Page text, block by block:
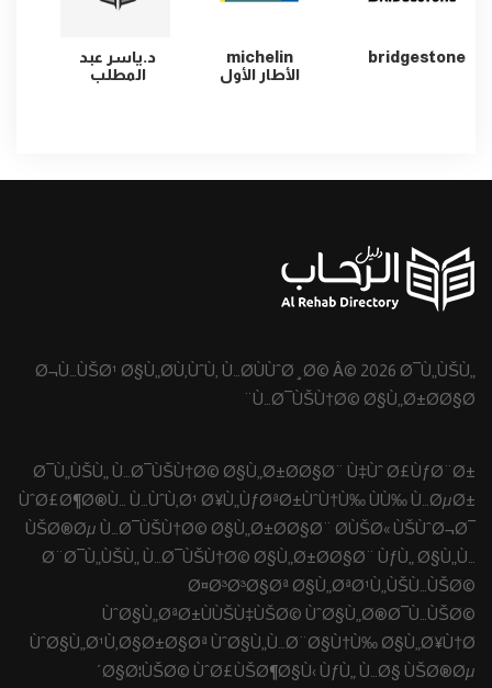
د.ياسر عبد
المطلب
michelin
الأطار الأول
bridgestone
Ø¬Ù…ÙŠØ¹ Ø§Ù„Ø­Ù‚ÙˆÙ‚ Ù…Ø­ÙÙˆØ¸Ø© Â© 2026 Ø¯Ù„ÙŠÙ„
Ù…Ø¯ÙŠÙ†Ø© Ø§Ù„Ø±Ø­Ø§Ø¨
Ø¯Ù„ÙŠÙ„ Ù…Ø¯ÙŠÙ†Ø© Ø§Ù„Ø±Ø­Ø§Ø¨ Ù‡Ùˆ Ø£ÙƒØ¨Ø±
ÙˆØ£Ø¶Ø®Ù… Ù…ÙˆÙ‚Ø¹ Ø¥Ù„ÙƒØªØ±ÙˆÙ†Ù‰ ÙÙ‰ Ù…ØµØ±
ÙŠØ®Øµ Ù…Ø¯ÙŠÙ†Ø© Ø§Ù„Ø±Ø­Ø§Ø¨ Ø­ÙŠØ« ÙŠÙˆØ¬Ø¯
Ø¨Ø¯Ù„ÙŠÙ„ Ù…Ø¯ÙŠÙ†Ø© Ø§Ù„Ø±Ø­Ø§Ø¨ ÙƒÙ„ Ø§Ù„Ù…
Ø¤Ø³Ø³Ø§Øª Ø§Ù„ØªØ¹Ù„ÙŠÙ…ÙŠØ©
ÙˆØ§Ù„ØªØ±ÙÙŠÙ‡ÙŠØ© ÙˆØ§Ù„Ø®Ø¯Ù…ÙŠØ©
ÙˆØ§Ù„Ø¹Ù‚Ø§Ø±Ø§Øª ÙˆØ§Ù„Ù…Ø¨Ø§Ù†Ù‰ Ø§Ù„Ø¥Ù†Ø
´Ø§Ø¦ÙŠØ© ÙˆØ£ÙŠØ¶Ø§Ù‹ ÙƒÙ„ Ù…Ø§ ÙŠØ®Øµ